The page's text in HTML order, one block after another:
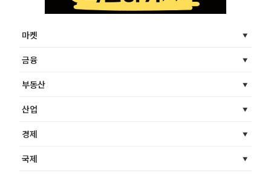
마켓
금융
부동산
산업
경제
국제